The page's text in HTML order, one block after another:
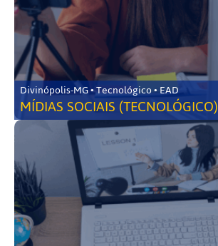
Divinópolis-MG • Tecnológico • EAD
MÍDIAS SOCIAIS